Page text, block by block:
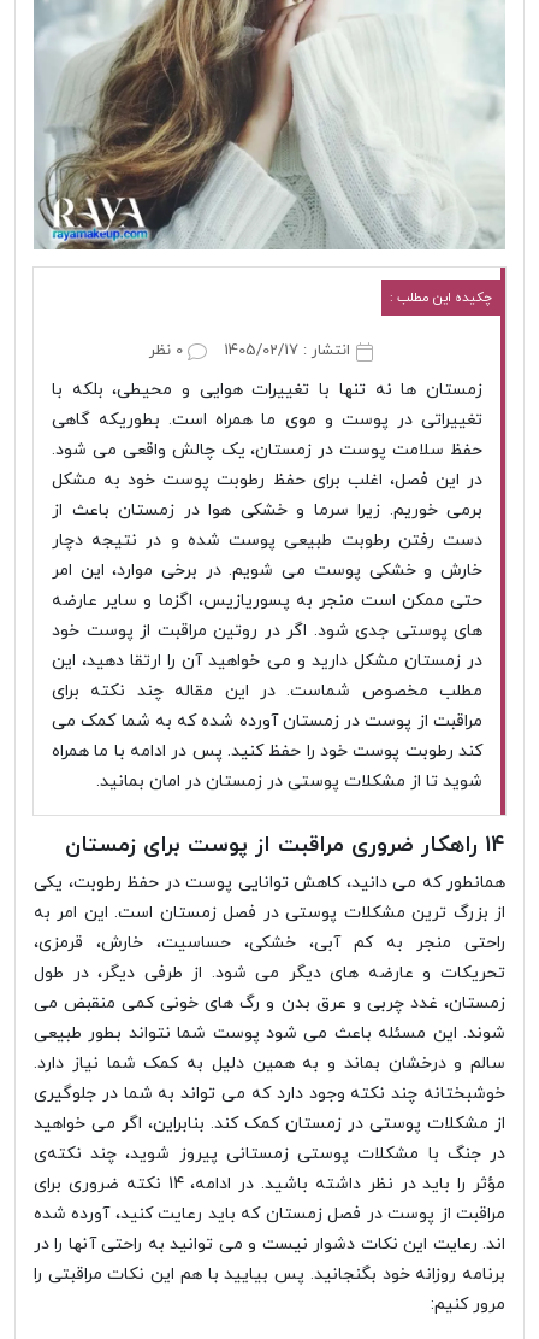
چکیده این مطلب :
انتشار : 1405/02/17 0 نظر
زمستان ها نه تنها با تغییرات هوایی و محیطی، بلکه با
تغییراتی در پوست و موی ما همراه است. بطوریکه گاهی
حفظ سلامت پوست در زمستان، یک چالش واقعی می شود.
در این فصل، اغلب برای حفظ رطوبت پوست خود به مشکل
برمی خوریم. زیرا سرما و خشکی هوا در زمستان باعث از
دست رفتن رطوبت طبیعی پوست شده و در نتیجه دچار
خارش و خشکی پوست می شویم. در برخی موارد، این امر
حتی ممکن است منجر به پسوریازیس، اگزما و سایر عارضه
های پوستی جدی شود. اگر در روتین مراقبت از پوست خود
در زمستان مشکل دارید و می خواهید آن را ارتقا دهید، این
مطلب مخصوص شماست. در این مقاله چند نکته برای
مراقبت از پوست در زمستان آورده شده که به شما کمک می
کند رطوبت پوست خود را حفظ کنید. پس در ادامه با ما همراه
شوید تا از مشکلات پوستی در زمستان در امان بمانید.
14 راهکار ضروری مراقبت از پوست برای زمستان
همانطور که می دانید، کاهش توانایی پوست در حفظ رطوبت، یکی
از بزرگ ترین مشکلات پوستی در فصل زمستان است. این امر به
راحتی منجر به کم آبی، خشکی، حساسیت، خارش، قرمزی،
تحریکات و عارضه های دیگر می شود. از طرفی دیگر، در طول
زمستان، غدد چربی و عرق بدن و رگ های خونی کمی منقبض می
شوند. این مسئله باعث می شود پوست شما نتواند بطور طبیعی
سالم و درخشان بماند و به همین دلیل به کمک شما نیاز دارد.
خوشبختانه چند نکته وجود دارد که می تواند به شما در جلوگیری
از مشکلات پوستی در زمستان کمک کند. بنابراین، اگر می خواهید
در جنگ با مشکلات پوستی زمستانی پیروز شوید، چند نکته‌ی
مؤثر را باید در نظر داشته باشید. در ادامه، 14 نکته ضروری برای
مراقبت از پوست در فصل زمستان که باید رعایت کنید، آورده شده
اند. رعایت این نکات دشوار نیست و می توانید به راحتی آنها را در
برنامه روزانه خود بگنجانید. پس بیایید با هم این نکات مراقبتی را
مرور کنیم: